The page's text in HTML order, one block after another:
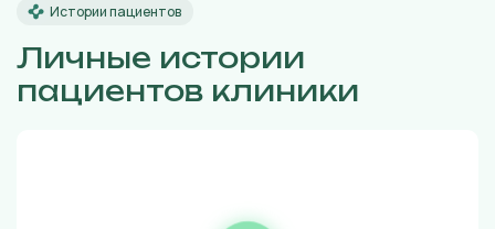
Истории пациентов
Личные истории
пациентов клиники